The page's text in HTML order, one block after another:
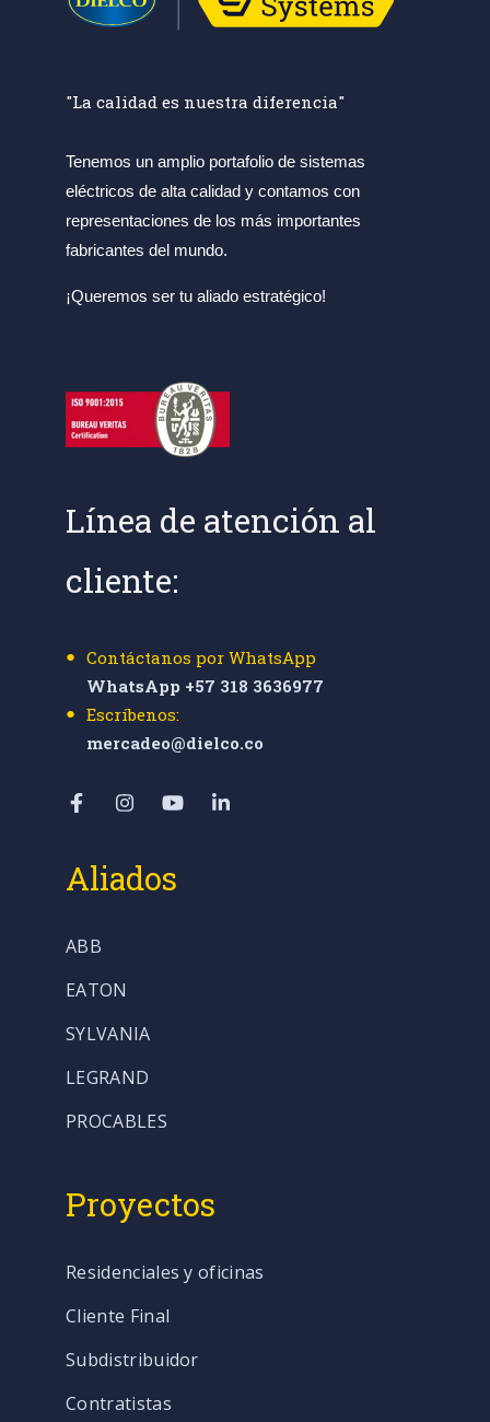
"La calidad es nuestra diferencia"
Tenemos un amplio portafolio de sistemas
eléctricos de alta calidad y contamos con
representaciones de los más importantes
fabricantes del mundo.
¡Queremos ser tu aliado estratégico!
Línea de atención al
cliente:
Contáctanos por WhatsApp
WhatsApp +57 318 3636977
Escríbenos:
mercadeo@dielco.co
Aliados
ABB
EATON
SYLVANIA
LEGRAND
PROCABLES
Proyectos
Residenciales y oficinas
Cliente Final
Subdistribuidor
Contratistas